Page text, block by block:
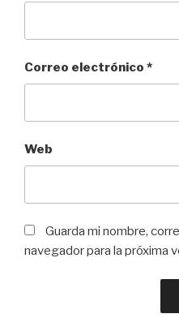
Correo electrónico *
Web
Guarda mi nombre,
navegador para la próxima